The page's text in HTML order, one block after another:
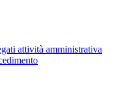
attività amministrativa